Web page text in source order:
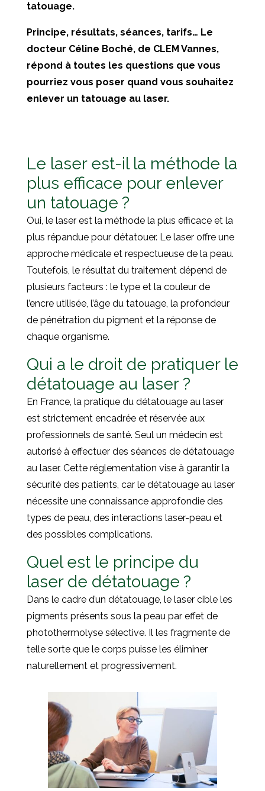
tatouage.
Principe, résultats, séances, tarifs… Le
docteur Céline Boché, de CLEM Vannes,
répond à toutes les questions que vous
pourriez vous poser quand vous souhaitez
enlever un tatouage au laser.
Le laser est-il la méthode la
plus efficace pour enlever
un tatouage ?
Oui, le laser est la méthode la plus efficace et la
plus répandue pour détatouer. Le laser offre une
approche médicale et respectueuse de la peau.
Toutefois, le résultat du traitement dépend de
plusieurs facteurs : le type et la couleur de
l’encre utilisée, l’âge du tatouage, la profondeur
de pénétration du pigment et la réponse de
chaque organisme.
Qui a le droit de pratiquer le
détatouage au laser ?
En France, la pratique du détatouage au laser
est strictement encadrée et réservée aux
professionnels de santé. Seul un médecin est
autorisé à effectuer des séances de détatouage
au laser. Cette réglementation vise à garantir la
sécurité des patients, car le détatouage au laser
nécessite une connaissance approfondie des
types de peau, des interactions laser-peau et
des possibles complications.
Quel est le principe du
laser de détatouage ?
Dans le cadre d’un détatouage, le laser cible les
pigments présents sous la peau par effet de
photothermolyse sélective. Il les fragmente de
telle sorte que le corps puisse les éliminer
naturellement et progressivement.